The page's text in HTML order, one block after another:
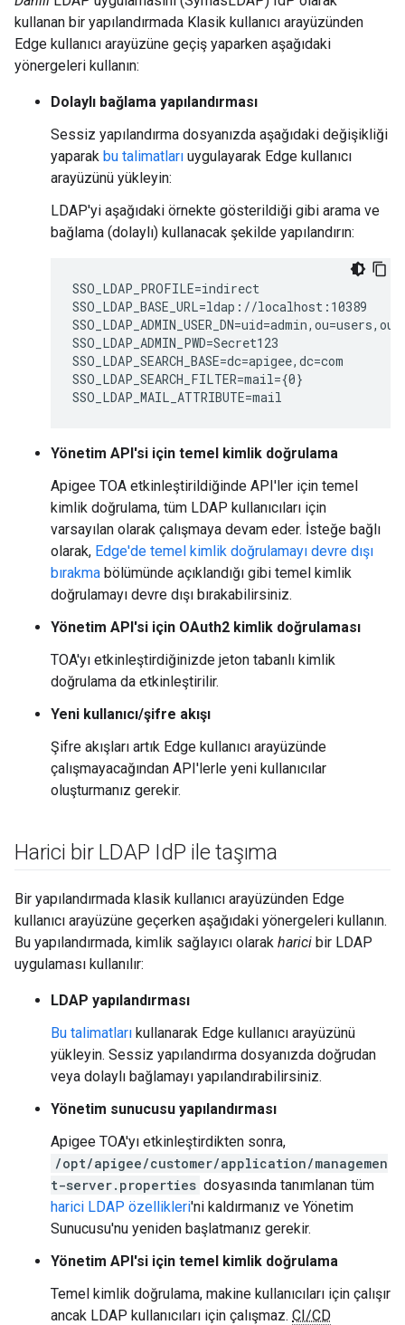
kullanan bir yapılandırmada Klasik kullanıcı arayüzünden
Edge kullanıcı arayüzüne geçiş yaparken aşağıdaki
yönergeleri kullanın:
Dolaylı bağlama yapılandırması
Sessiz yapılandırma dosyanızda aşağıdaki değişikliği
yaparak bu talimatları uygulayarak Edge kullanıcı
arayüzünü yükleyin:
LDAP'yi aşağıdaki örnekte gösterildiği gibi arama ve
bağlama (dolaylı) kullanacak şekilde yapılandırın:
SSO_LDAP_PROFILE=indirect
SSO_LDAP_BASE_URL=ldap://localhost:10389
SSO_LDAP_ADMIN_PWD=Secret123
SSO_LDAP_SEARCH_BASE=dc=apigee,dc=com
SSO_LDAP_SEARCH_FILTER=mail={0}
SSO_LDAP_MAIL_ATTRIBUTE=mail
Yönetim API'si için temel kimlik doğrulama
Apigee TOA etkinleştirildiğinde API'ler için temel
kimlik doğrulama, tüm LDAP kullanıcıları için
varsayılan olarak çalışmaya devam eder. İsteğe bağlı
olarak, Edge'de temel kimlik doğrulamayı devre dışı
bırakma bölümünde açıklandığı gibi temel kimlik
doğrulamayı devre dışı bırakabilirsiniz.
Yönetim API'si için OAuth2 kimlik doğrulaması
TOA'yı etkinleştirdiğinizde jeton tabanlı kimlik
doğrulama da etkinleştirilir.
Yeni kullanıcı/şifre akışı
Şifre akışları artık Edge kullanıcı arayüzünde
çalışmayacağından API'lerle yeni kullanıcılar
oluşturmanız gerekir.
Harici bir LDAP IdP ile taşıma
Bir yapılandırmada klasik kullanıcı arayüzünden Edge
kullanıcı arayüzüne geçerken aşağıdaki yönergeleri kullanın.
Bu yapılandırmada, kimlik sağlayıcı olarak harici bir LDAP
uygulaması kullanılır:
LDAP yapılandırması
Bu talimatları kullanarak Edge kullanıcı arayüzünü
yükleyin. Sessiz yapılandırma dosyanızda doğrudan
veya dolaylı bağlamayı yapılandırabilirsiniz.
Yönetim sunucusu yapılandırması
Apigee TOA'yı etkinleştirdikten sonra,
/opt/apigee/customer/application/managemen
t-server.properties dosyasında tanımlanan tüm
harici LDAP özellikleri'ni kaldırmanız ve Yönetim
Sunucusu'nu yeniden başlatmanız gerekir.
Yönetim API'si için temel kimlik doğrulama
Temel kimlik doğrulama, makine kullanıcıları için çalışır
ancak LDAP kullanıcıları için çalışmaz. CI/CD